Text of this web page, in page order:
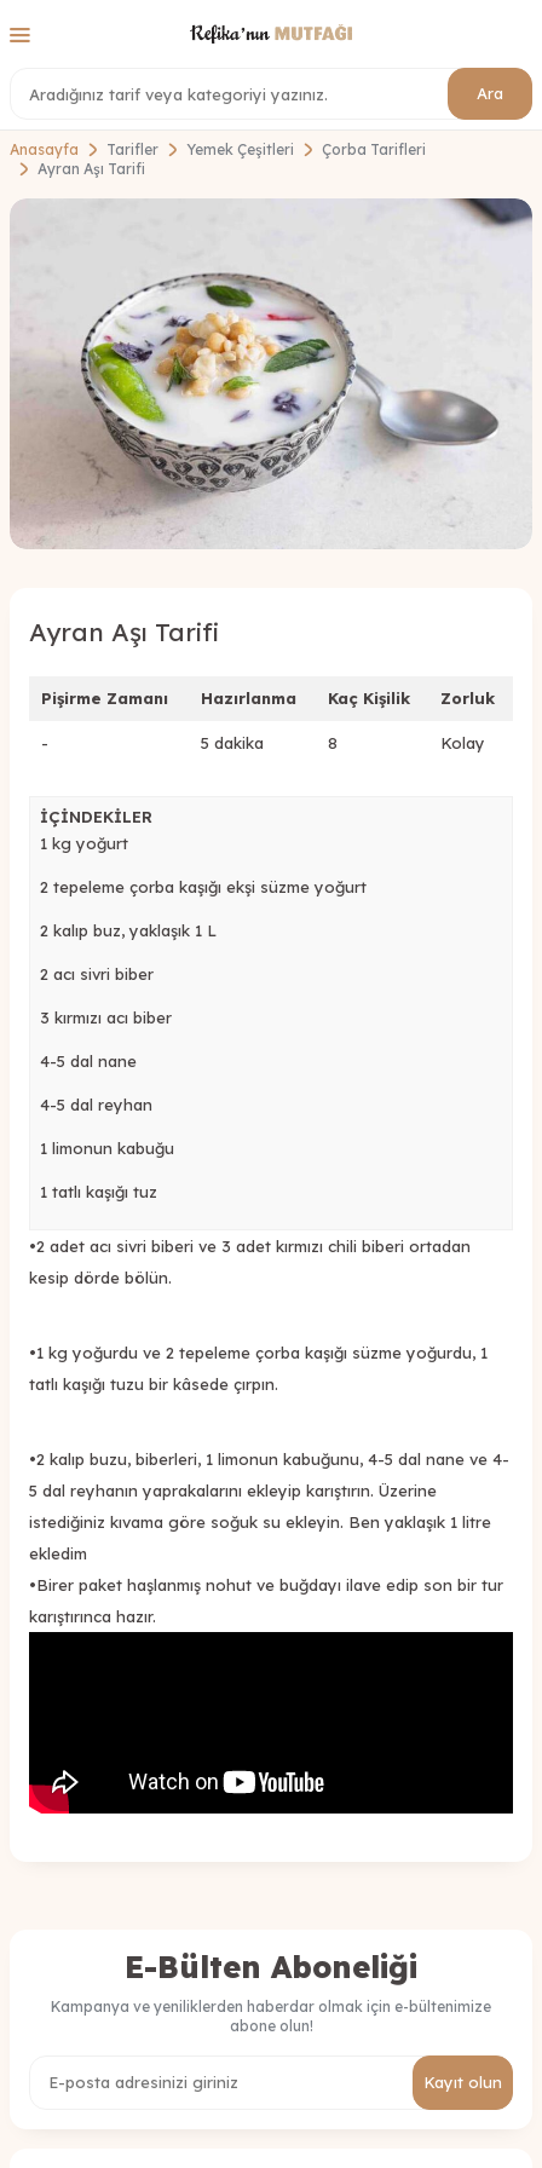
Ara
Anasayfa Tarifler Yemek Çeşitleri
Çorba Tarifleri
Ayran Aşı Tarifi
Ayran Aşı Tarifi
Pişirme Zamanı Hazırlanma Kaç Kişilik Zorluk
- 5 dakika 8 Kolay
İÇİNDEKİLER
1 kg yoğurt
2 tepeleme çorba kaşığı ekşi süzme yoğurt
2 kalıp buz, yaklaşık 1 L
2 acı sivri biber
3 kırmızı acı biber
4-5 dal nane
4-5 dal reyhan
1 limonun kabuğu
1 tatlı kaşığı tuz
•2 adet acı sivri biberi ve 3 adet kırmızı chili biberi ortadan
kesip dörde bölün.
•1 kg yoğurdu ve 2 tepeleme çorba kaşığı süzme yoğurdu, 1
tatlı kaşığı tuzu bir kâsede çırpın.
•2 kalıp buzu, biberleri, 1 limonun kabuğunu, 4-5 dal nane ve 4-
5 dal reyhanın yaprakalarını ekleyip karıştırın. Üzerine
istediğiniz kıvama göre soğuk su ekleyin. Ben yaklaşık 1 litre
ekledim
•Birer paket haşlanmış nohut ve buğdayı ilave edip son bir tur
karıştırınca hazır.
E-Bülten Aboneliği
Kampanya ve yeniliklerden haberdar olmak için e-bültenimize
abone olun!
Kayıt olun